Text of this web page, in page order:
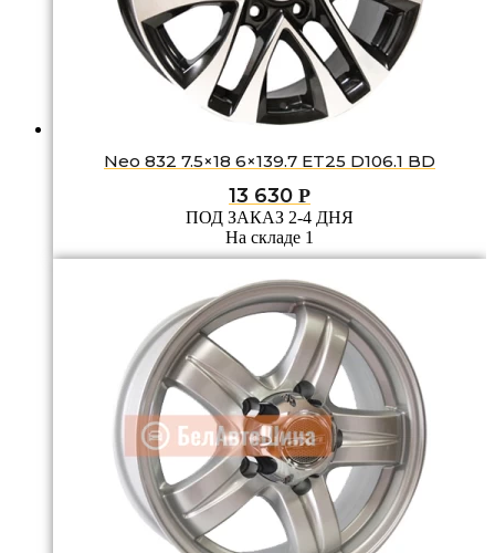
Neo 832 7.5×18 6×139.7 ET25 D106.1 BD
13 630 Р
ПОД ЗАКАЗ 2-4 ДНЯ
На складе 1